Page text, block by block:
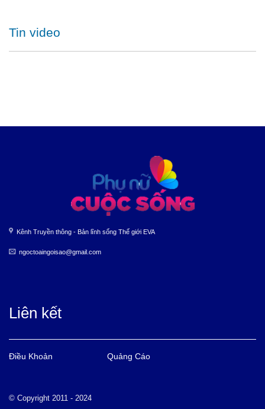
Tin video
Kênh Truyền thông - Bản lĩnh sống Thế giới EVA
ngoctoaingoisao@gmail.com
Liên kết
Điều Khoản Quảng Cáo
© Copyright 2011 - 2024